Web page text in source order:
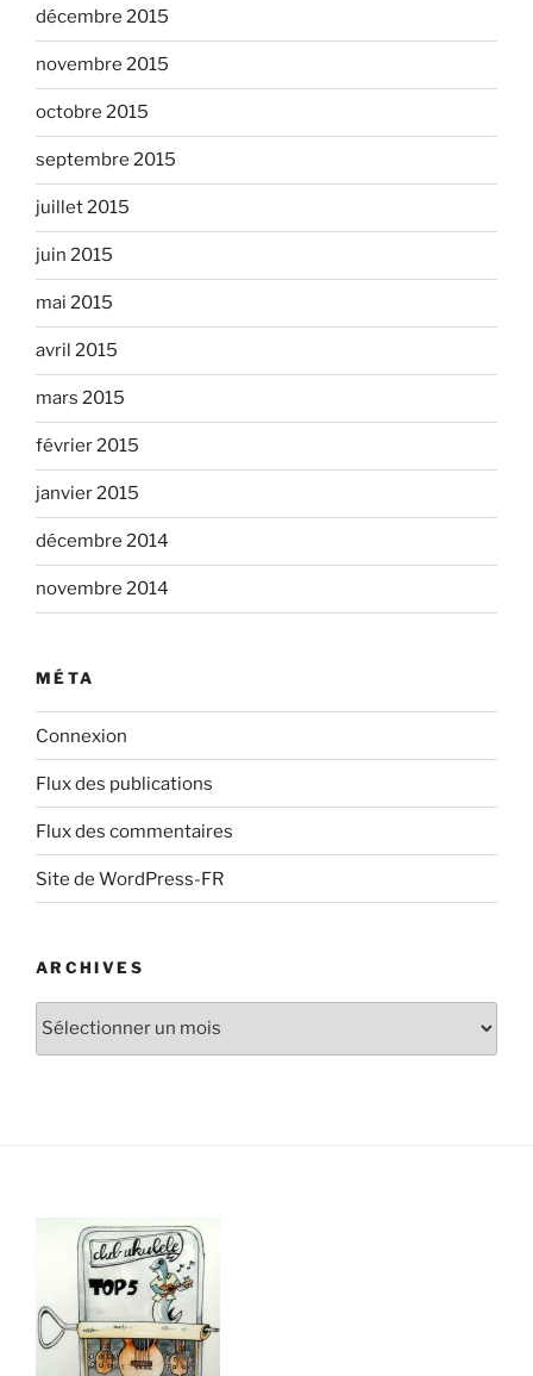
décembre 2015
novembre 2015
octobre 2015
septembre 2015
juillet 2015
juin 2015
mai 2015
avril 2015
mars 2015
février 2015
janvier 2015
décembre 2014
novembre 2014
MÉTA
Connexion
Flux des publications
Flux des commentaires
Site de WordPress-FR
ARCHIVES
Archives